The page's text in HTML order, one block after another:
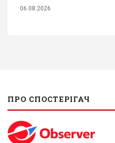
06.08.2026
ПРО СПОСТЕРІГАЧ